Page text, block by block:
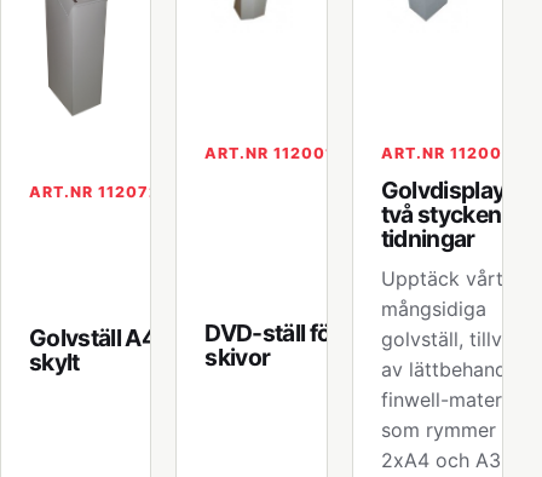
ART.NR 112072
Golvställ A4 med
skylt
ART.NR 112001
DVD-ställ för 32
skivor
ART.NR 112004
Golvdisplay för
två stycken A4
tidningar
Upptäck vårt
mångsidiga
golvställ,
av lättbehandlat
finwell-material,
som rymmer
2xA4 och A3-